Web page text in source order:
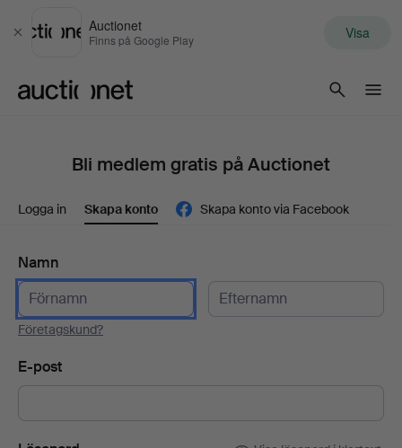
Stäng
Auctionet
Finns på Google Play Visa
Bli medlem gratis på Auctionet
Logga in Skapa konto Skapa konto via Facebook
Namn
Företagskund?
E-post